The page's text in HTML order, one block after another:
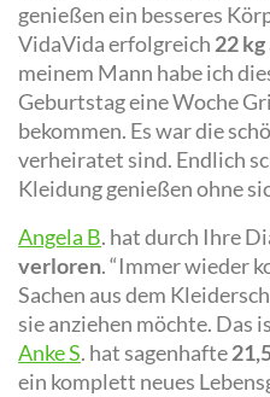
genießen ein besseres
VidaVida erfolgreich 22
meinem Mann habe ich
Geburtstag eine Woche
bekommen. Es war die
verheiratet sind. Endlich
Kleidung genießen ohne
Angela B. hat durch Ihre
verloren. “Immer wieder
Sachen aus dem
sie anziehen möchte. Das
Anke S. hat sagenhafte
ein komplett neues